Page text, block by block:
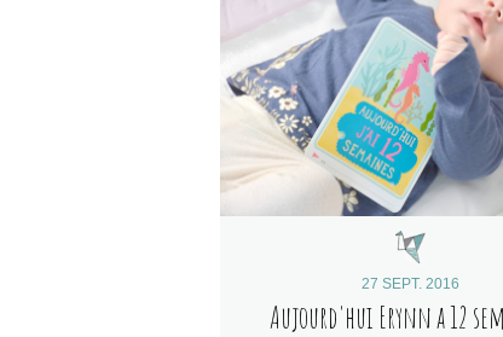
27 SEPT. 2016
Aujourd'hui Erynn a 12